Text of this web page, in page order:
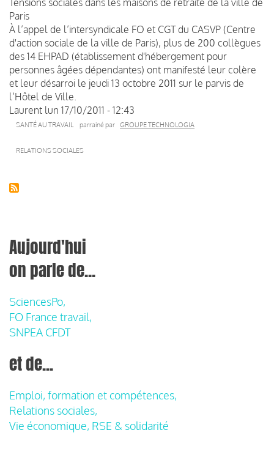
Paris
À l’appel de l’intersyndicale FO et CGT du CASVP (Centre
d'action sociale de la ville de Paris), plus de 200 collègues
des 14 EHPAD (établissement d'hébergement pour
personnes âgées dépendantes) ont manifesté leur colère
et leur désarroi le jeudi 13 octobre 2011 sur le parvis de
l’Hôtel de Ville.
Laurent lun 17/10/2011 - 12:43
SANTÉ AU TRAVAIL parrainé par GROUPE TECHNOLOGIA
RELATIONS SOCIALES
Aujourd'hui
on parle de...
SciencesPo,
FO France travail,
SNPEA CFDT
et de...
Emploi, formation et compétences,
Relations sociales,
Vie économique, RSE & solidarité